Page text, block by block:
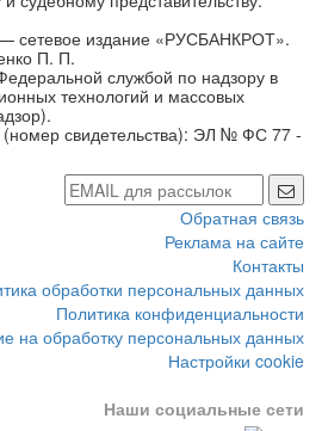
сетевое издание «РУСБАНКРОТ».
П. П.
службой по надзору в
технологий и массовых
свидетельства): ЭЛ № ФС 77 -
Обратная связь
Реклама на сайте
Контакты
обработки персональных данных
Политика конфиденциальности
на обработку персональных данных
Настройки cookie